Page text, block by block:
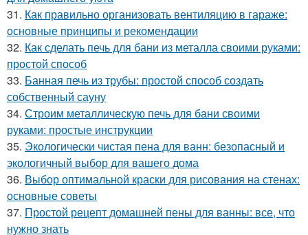
31. Как правильно организовать вентиляцию в гараже:
основные принципы и рекомендации
32. Как сделать печь для бани из металла своими руками:
простой способ
33. Банная печь из трубы: простой способ создать
собственный сауну
34. Строим металлическую печь для бани своими
руками: простые инструкции
35. Экологически чистая пена для ванн: безопасный и
экологичный выбор для вашего дома
36. Выбор оптимальной краски для рисования на стенах:
основные советы
37. Простой рецепт домашней пены для ванны: все, что
нужно знать